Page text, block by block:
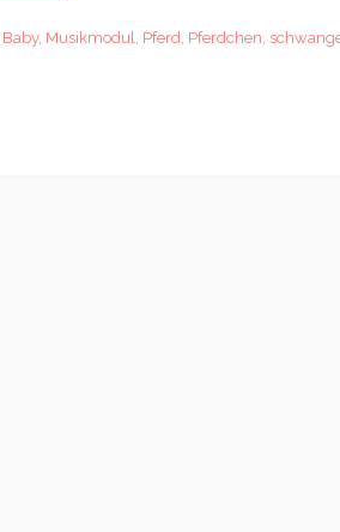
Baby, Musikmodul, Pferd, Pferdchen,